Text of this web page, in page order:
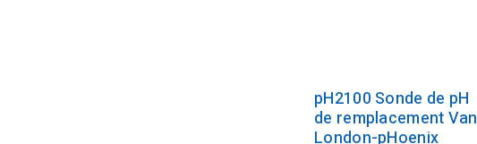
pH2100 Sonde de pH
de remplacement Van
London-pHoenix